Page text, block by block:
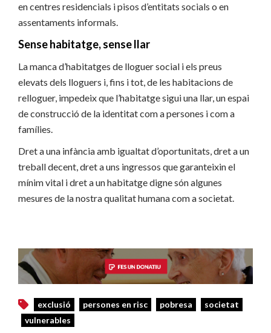
en centres residencials i pisos d’entitats socials o en
assentaments informals.
Sense habitatge, sense llar
La manca d’habitatges de lloguer social i els preus
elevats dels lloguers i, fins i tot, de les habitacions de
relloguer, impedeix que l’habitatge sigui una llar, un espai
de construcció de la identitat com a persones i com a
famílies.
Dret a una infància amb igualtat d’oportunitats, dret a un
treball decent, dret a uns ingressos que garanteixin el
mínim vital i dret a un habitatge digne són algunes
mesures de la nostra qualitat humana com a societat.
exclusió persones en risc pobresa
societat
vulnerables